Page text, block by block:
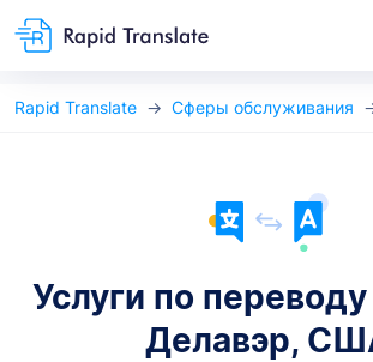
Rapid Translate Сферы обслуживания
Услуги по
Делавэр,